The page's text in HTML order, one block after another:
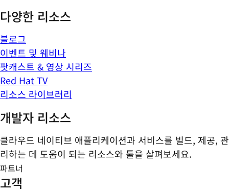
다양한 리소스
블로그
이벤트 및 웨비나
팟캐스트 & 영상 시리즈
Red Hat TV
리소스 라이브러리
개발자 리소스
클라우드 네이티브 애플리케이션과 서비스를 빌드, 제공, 관
리하는 데 도움이 되는 리소스와 툴을 살펴보세요.
파트너
고객